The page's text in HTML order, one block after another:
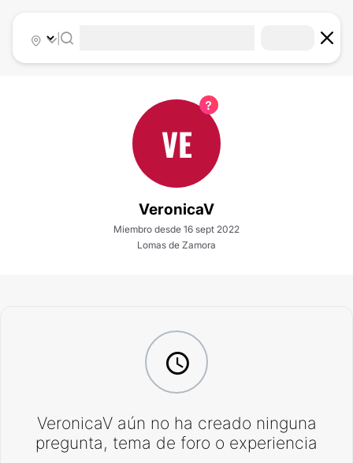
|
VE
VeronicaV
Miembro desde 16 sept 2022
Lomas de Zamora
VeronicaV aún no ha creado ninguna
pregunta, tema de foro o experiencia